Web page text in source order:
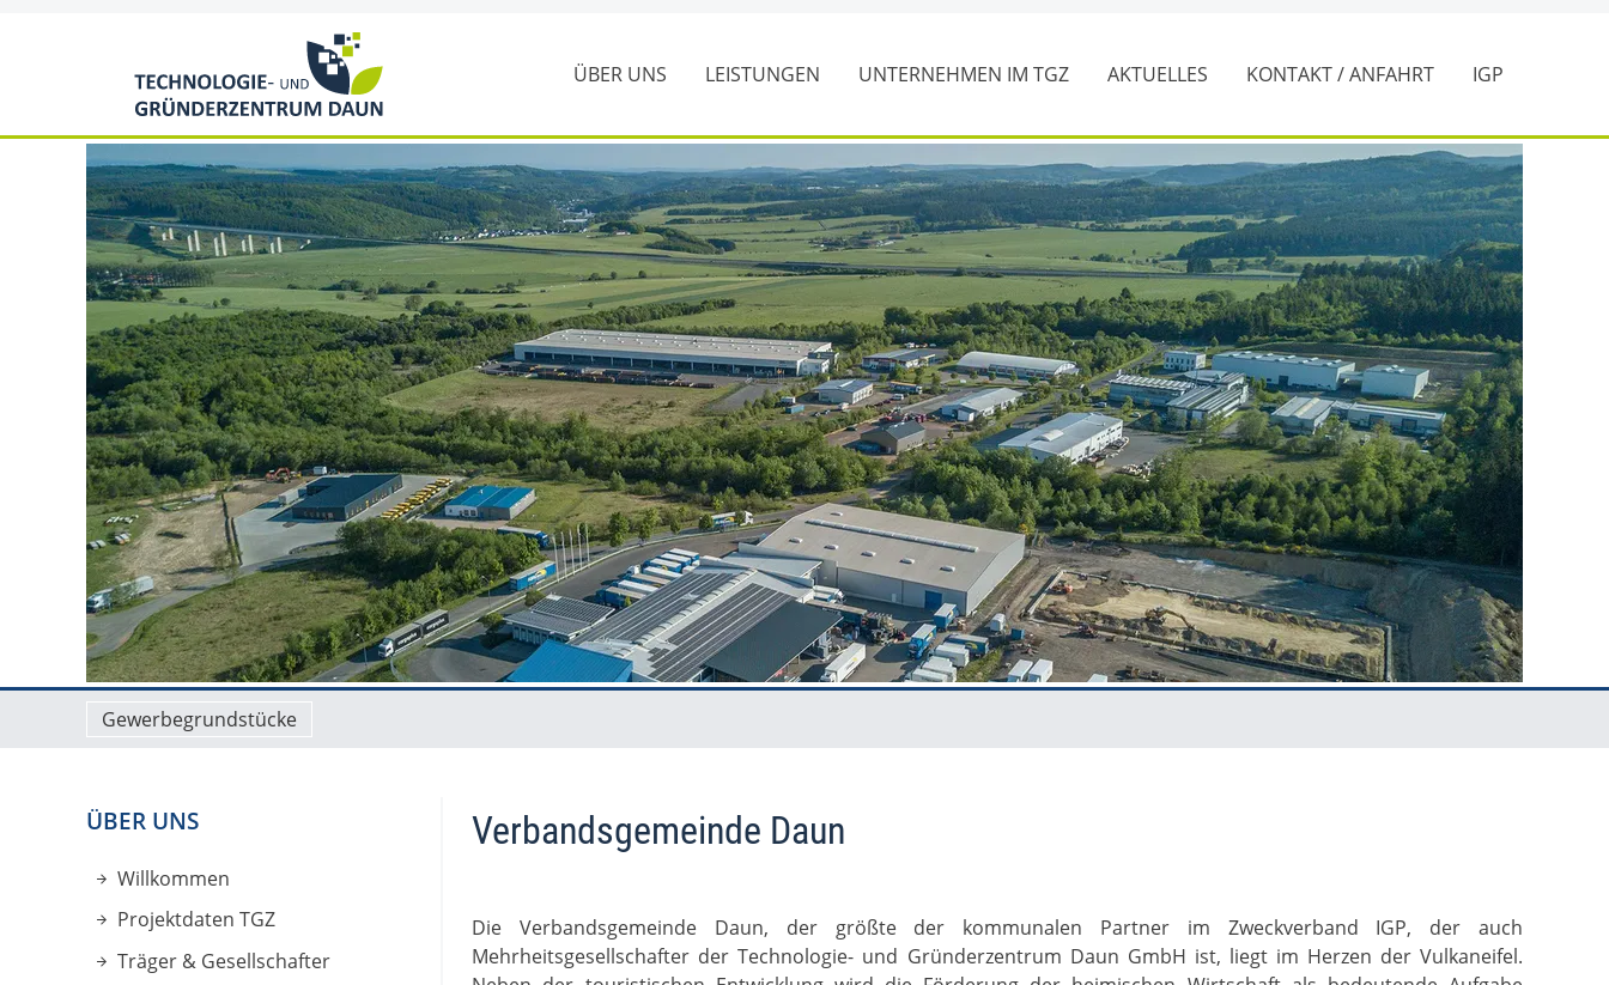
ÜBER UNS LEISTUNGEN UNTERNEHMEN IM TGZ AKTUELLES KONTAKT / ANFAHRT IGP
Gewerbegrundstücke
Verbandsgemeinde Daun
Die Verbandsgemeinde Daun, der größte der kommunalen Partner im Zweckverband IGP, der auch
Mehrheitsgesellschafter der Technologie- und Gründerzentrum Daun GmbH ist, liegt im Herzen der Vulkaneifel.
ÜBER UNS
Willkommen
Projektdaten TGZ
Träger & Gesellschafter